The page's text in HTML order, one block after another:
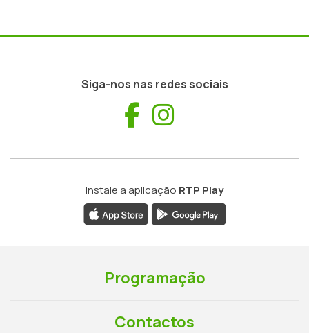
Siga-nos nas redes sociais
Facebook
Instale a aplicação RTP Play
Programação
Contactos